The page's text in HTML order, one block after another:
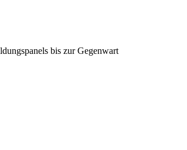
bis zur Gegenwart